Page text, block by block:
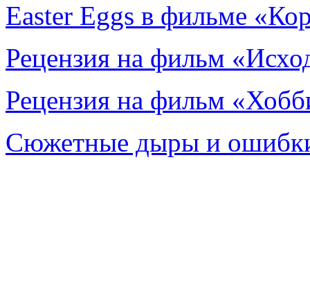
Easter Eggs в фильме
Рецензия на фильм
Рецензия на фильм
Сюжетные дыры и